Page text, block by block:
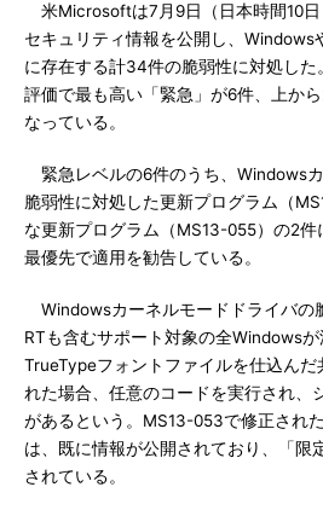
米Microsoftは7月9日（日本時間10日
セキュリティ情報を公開し、Windows
に存在する計34件の脆弱性に対処し
評価で最も高い「緊急」が6件、上か
なっている。
緊急レベルの6件のうち、Windows
脆弱性に対処した更新プログラム（
な更新プログラム（MS13-055）の2
最優先で適用を勧告している。
Windowsカーネルモードドライバの
RTも含むサポート対象の全Windowsが
TrueTypeフォントファイルを仕込んだ
れた場合、任意のコードを実行され、
があるという。MS13-053で修正され
は、既に情報が公開されており、「限
されている。